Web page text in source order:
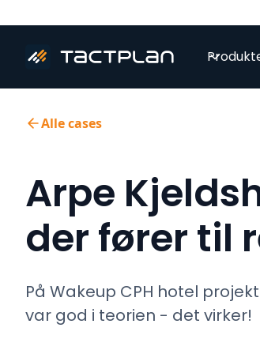
Alle cases
Arpe
der fører til
På Wakeup CPH hotel
var god i teorien - det virker!